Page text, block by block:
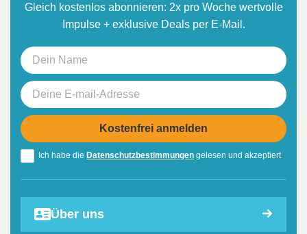
Gleich kostenlos abonnieren: 2x pro Woche wertvolle
Impulse + exklusive Deals per E-Mail.
Ich habe die Datenschutzbestimmungen gelesen und akzeptiert
Über uns